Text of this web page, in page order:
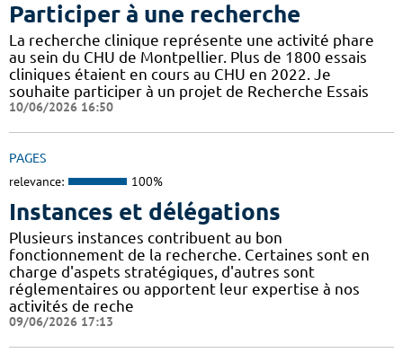
Participer à une recherche
La recherche clinique représente une activité phare
au sein du CHU de Montpellier. Plus de 1800 essais
cliniques étaient en cours au CHU en 2022. Je
souhaite participer à un projet de Recherche Essais
10/06/2026 16:50
PAGES
relevance: 100%
Instances et délégations
Plusieurs instances contribuent au bon
fonctionnement de la recherche. Certaines sont en
charge d'aspets stratégiques, d'autres sont
réglementaires ou apportent leur expertise à nos
activités de reche
09/06/2026 17:13